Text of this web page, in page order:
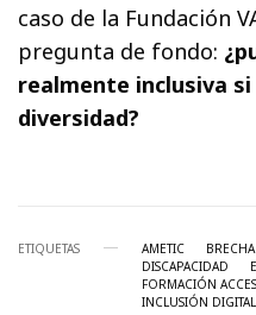
caso de la Fundación
pregunta de fondo:
realmente inclusiva
diversidad?
ETIQUETAS AMETIC
DISCAPACIDAD
FORMACIÓN
INCLUSIÓN DIGITAL